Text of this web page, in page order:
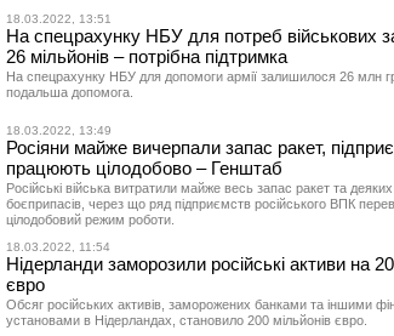
18.03.2022, 13:51
На спецрахунку НБУ для потреб військових
26 мільйонів – потрібна підтримка
На спецрахунку НБУ для допомоги армії залишилося 26 млн
подальша допомога.
18.03.2022, 13:49
Росіяни майже вичерпали запас ракет,
працюють цілодобово – Генштаб
Російські війська витратили майже весь запас ракет та деяких
боєприпасів, через що ряд підприємств російського ВПК
цілодобовий режим роботи.
18.03.2022, 11:54
Нідерланди заморозили російські активи на
євро
Обсяг російських активів, заморожених банками та іншими
установами в Нідерландах, становило 200 мільйонів євро.